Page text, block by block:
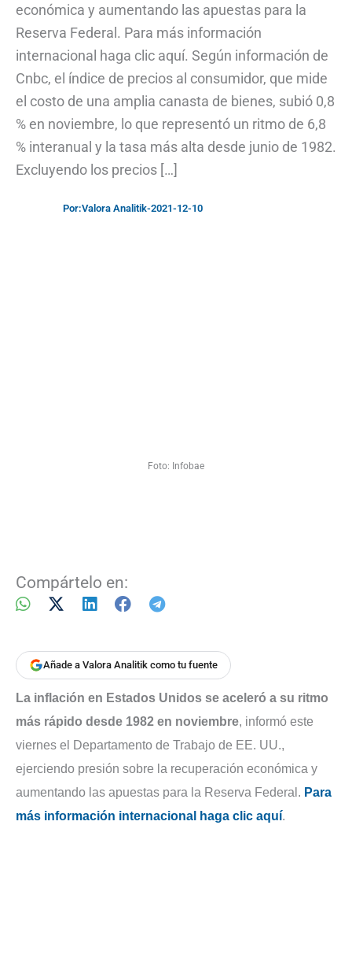
económica y aumentando las apuestas para la
Reserva Federal. Para más información
internacional haga clic aquí. Según información de
Cnbc, el índice de precios al consumidor, que mide
el costo de una amplia canasta de bienes, subió 0,8
% en noviembre, lo que representó un ritmo de 6,8
% interanual y la tasa más alta desde junio de 1982.
Excluyendo los precios […]
Por:Valora Analitik-2021-12-10
Foto: Infobae
Compártelo en:
Añade a Valora Analitik como tu fuente
La inflación en Estados Unidos se aceleró a su ritmo
más rápido desde 1982 en noviembre, informó este
viernes el Departamento de Trabajo de EE. UU.,
ejerciendo presión sobre la recuperación económica y
aumentando las apuestas para la Reserva Federal. Para
más información internacional haga clic aquí.